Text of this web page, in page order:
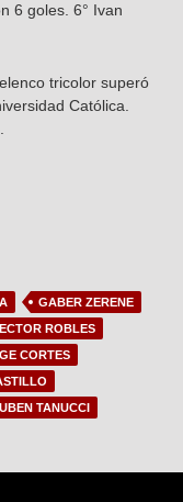
6 goles. 6° Ivan
tricolor superó
Católica.
GABER ZERENE
ROBLES
CORTES
TANUCCI